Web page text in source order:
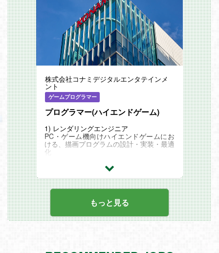
株式会社コナミデジタルエンタテインメ
ント
ゲームプログラマー
プログラマー(ハイエンドゲーム)
1) レンダリングエンジニア
PC・ゲーム機向けハイエンドゲームにお
ける、描画プログラムの設計・実装・最適
化
2) システムプログラマー
PC・ゲーム機向けハイエンドゲームにお
ける、システムプログラム
3) エフェクトプログラマー
PC・ゲーム機向けハイエンドゲームにお
ける、エフェクトプログラム
もっと見る